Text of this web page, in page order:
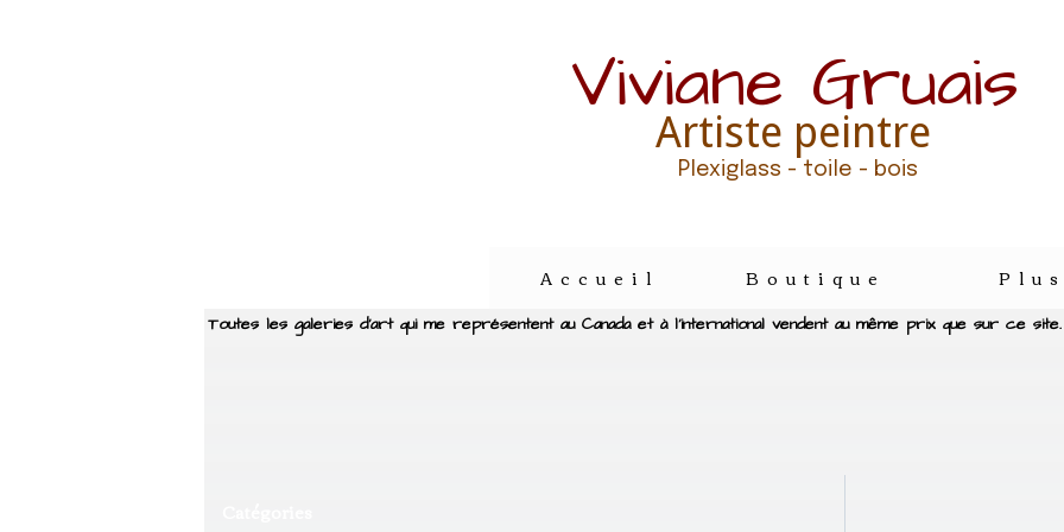
Viviane Gruais
Artiste peintre
Plexiglass - toile - bois
Accueil Boutique
Toutes les galeries d'art qui me représentent au Canada et à l'international vendent au même prix que sur ce site.